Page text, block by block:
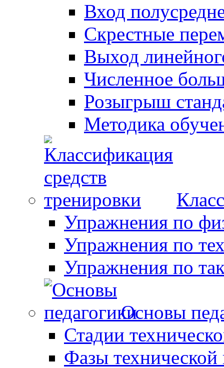
Вход
Скрестные
Выход
Численное
Розыгрыш
Методика
Упражнения по
Упражнения по
Упражнения по
Основы
Стадии
Фазы технической